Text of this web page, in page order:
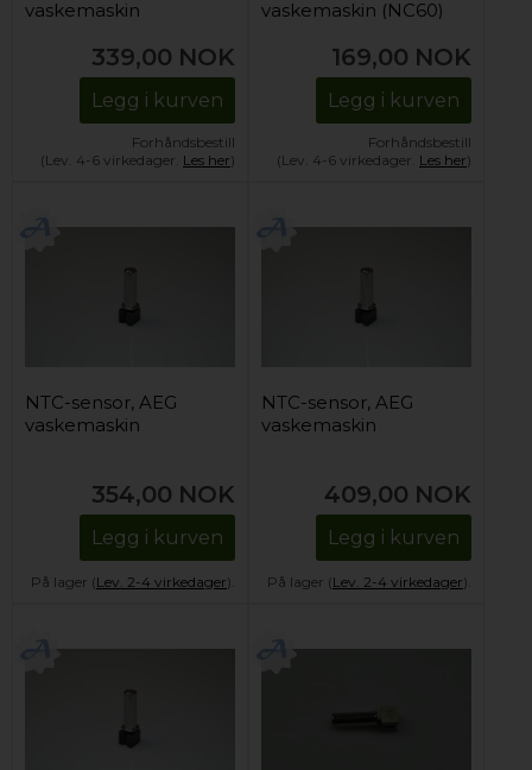
vaskemaskin
339,00 NOK
Legg i kurven
Forhåndsbestill
(Lev. 4-6 virkedager. Les her)
vaskemaskin (NC60)
169,00 NOK
Legg i kurven
Forhåndsbestill
(Lev. 4-6 virkedager. Les her)
NTC-sensor, AEG
vaskemaskin
354,00 NOK
Legg i kurven
På lager (Lev. 2-4 virkedager).
NTC-sensor, AEG
vaskemaskin
409,00 NOK
Legg i kurven
På lager (Lev. 2-4 virkedager).